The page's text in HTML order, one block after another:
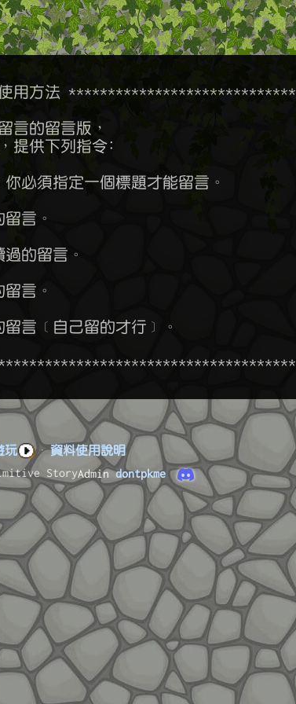
用方法 *****************************
必須指定一個標題才能留言。
言。
的留言。
言。
言﹝自己留的才行﹞。
玩 · 資料使用說明
StoryAdmindontpkme